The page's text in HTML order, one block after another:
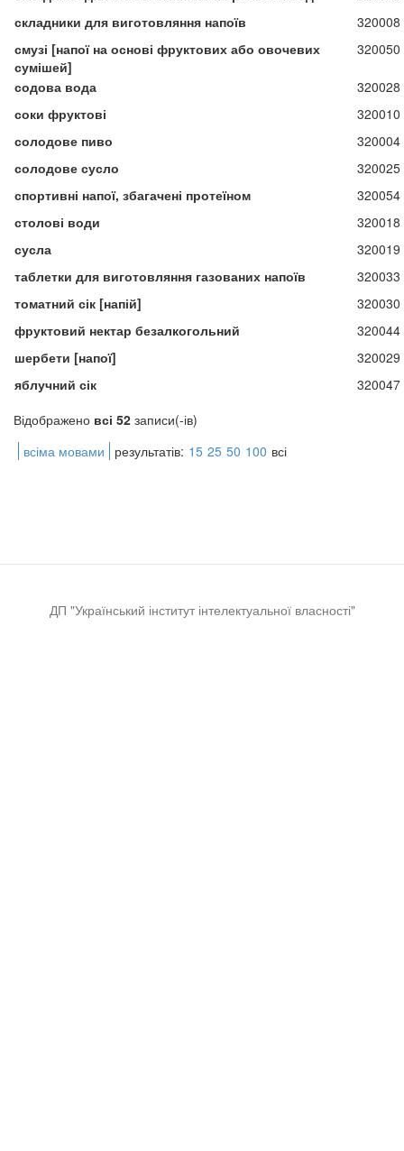
складники для виготовляння напоїв
320008
смузі [напої на основі фруктових або овочевих
сумішей]
320050
содова вода
320028
соки фруктові
320010
солодове пиво
320004
солодове сусло
320025
спортивні напої, збагачені протеїном
320054
столові води
320018
сусла
320019
таблетки для виготовляння газованих напоїв
320033
томатний сік [напій]
320030
фруктовий нектар безалкогольний
320044
шербети [напої]
320029
яблучний сік
320047
Відображено всі 52 записи(-ів)
всіма мовами
результатів: 15 25 50 100 всі
ДП "Український інститут інтелектуальної власності"